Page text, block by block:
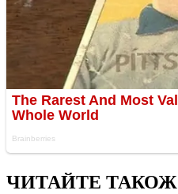
ЧИТАЙТЕ ТАКОЖ